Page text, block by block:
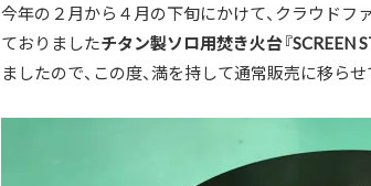
今年の２月から４月の下旬にかけて、クラウド
ておりましたチタン製ソロ用焚き火台『SCREEN
ましたので、この度、満を持して通常販売に移ら